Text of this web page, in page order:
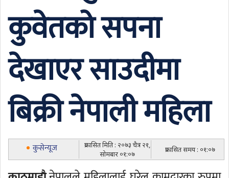
कुवेतको सपना
देखाएर साउदीमा
बिक्री नेपाली महिला
कुसेन्यूज
प्रकासित मिति : २०७३ चैत्र २१,
सोमबार ०१:०७
प्रकासित समय : ०१:०७